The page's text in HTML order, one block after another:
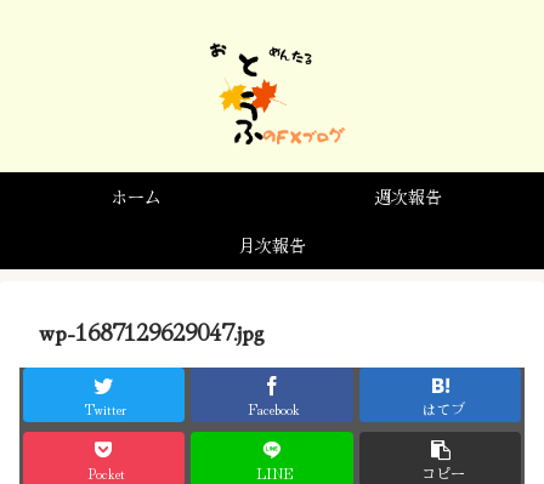
ホーム
週次報告
月次報告
wp-1687129629047.jpg
Twitter Facebook はてブ
Pocket LINE コピー